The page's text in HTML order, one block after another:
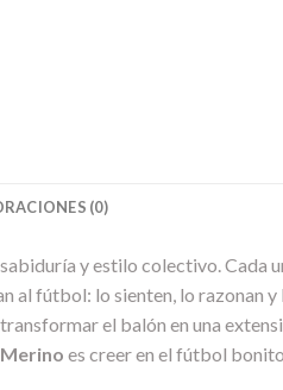
(0)
y estilo colectivo. Cada
al fútbol: lo sienten, lo razonan
el balón en una
es creer en el fútbol